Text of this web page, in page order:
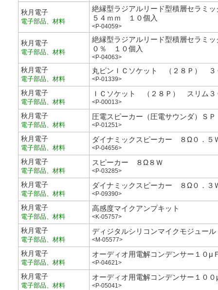
秋月電子
電子部品、材料
絶縁型ラジアルリード型積層セラミ
５４ｍｍ １０個入
<P-04059>
秋月電子
電子部品、材料
絶縁型ラジアルリード型積層セラミ
０％ １０個入
<P-04063>
秋月電子
電子部品、材料
丸ピンＩＣソケット （２８Ｐ） ３
<P-01339>
秋月電子
電子部品、材料
ＩＣソケット （２８Ｐ） スリム
<P-00013>
秋月電子
電子部品、材料
圧電スピーカー（圧電サウンダ）Ｓ
<P-01251>
秋月電子
電子部品、材料
ダイナミックスピーカー ８Ω０．
<P-04656>
秋月電子
電子部品、材料
スピーカー ８Ω８Ｗ
<P-03285>
秋月電子
電子部品、材料
ダイナミックスピーカー ８Ω０．
<P-09390>
秋月電子
電子部品、材料
高感度マイクアンプキット
<K-05757>
秋月電子
電子部品、材料
ディジタルシリコンマイクモジュー
<M-05577>
秋月電子
電子部品、材料
オーディオ用電解コンデンサー１０
<P-04621>
秋月電子
電子部品、材料
オーディオ用電解コンデンサー１０
<P-05041>